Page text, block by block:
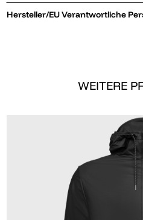
Hersteller/EU Verantwortliche
WEITERE